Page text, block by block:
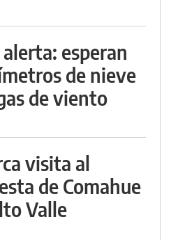
esperan
de nieve
de viento
visita al
de Comahue
Valle